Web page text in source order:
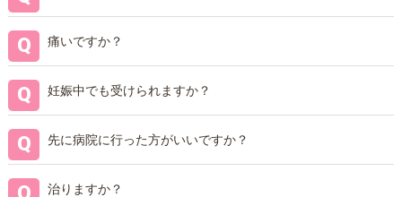
痛いですか？
妊娠中でも受けられますか？
先に病院に行った方がいいですか？
治りますか？